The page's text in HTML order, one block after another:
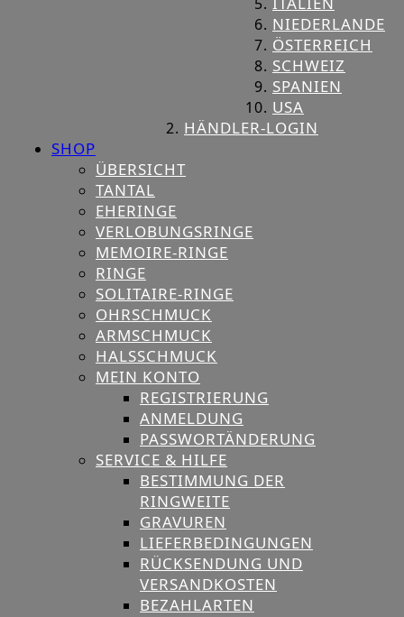
NIEDERLANDE
ÖSTERREICH
SCHWEIZ
SPANIEN
USA
HÄNDLER-LOGIN
SHOP
ÜBERSICHT
TANTAL
EHERINGE
VERLOBUNGSRINGE
MEMOIRE-RINGE
RINGE
SOLITAIRE-RINGE
OHRSCHMUCK
ARMSCHMUCK
HALSSCHMUCK
MEIN KONTO
REGISTRIERUNG
ANMELDUNG
PASSWORTÄNDERUNG
SERVICE & HILFE
BESTIMMUNG DER
RINGWEITE
GRAVUREN
LIEFERBEDINGUNGEN
RÜCKSENDUNG UND
VERSANDKOSTEN
BEZAHLARTEN